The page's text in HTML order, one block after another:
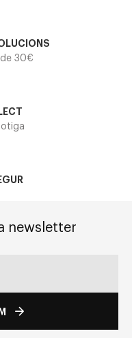
30€
newsletter